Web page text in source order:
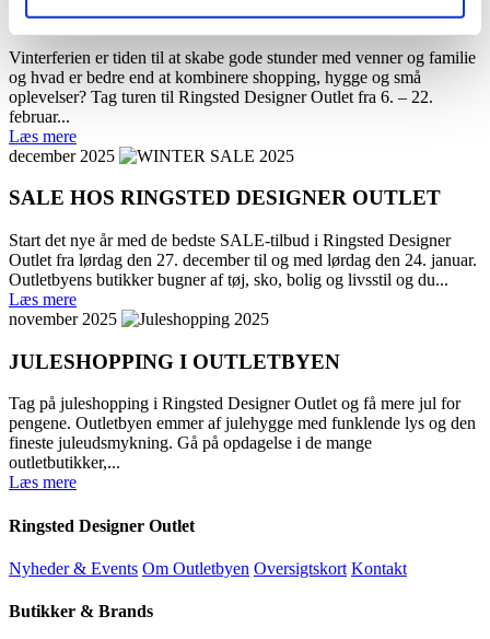
OUTLETSHOPPING & VINTERFERIEHYGGE
Vinterferien er tiden til at skabe gode stunder med venner og familie
og hvad er bedre end at kombinere shopping, hygge og små
oplevelser? Tag turen til Ringsted Designer Outlet fra 6. – 22.
februar...
Læs mere
december 2025
SALE HOS RINGSTED DESIGNER OUTLET
Start det nye år med de bedste SALE-tilbud i Ringsted Designer
Outlet fra lørdag den 27. december til og med lørdag den 24. januar.
Outletbyens butikker bugner af tøj, sko, bolig og livsstil og du...
Læs mere
november 2025
JULESHOPPING I OUTLETBYEN
Tag på juleshopping i Ringsted Designer Outlet og få mere jul for
pengene. Outletbyen emmer af julehygge med funklende lys og den
fineste juleudsmykning. Gå på opdagelse i de mange
outletbutikker,...
Læs mere
Ringsted Designer Outlet
Nyheder & Events Om Outletbyen Oversigtskort Kontakt
Butikker & Brands